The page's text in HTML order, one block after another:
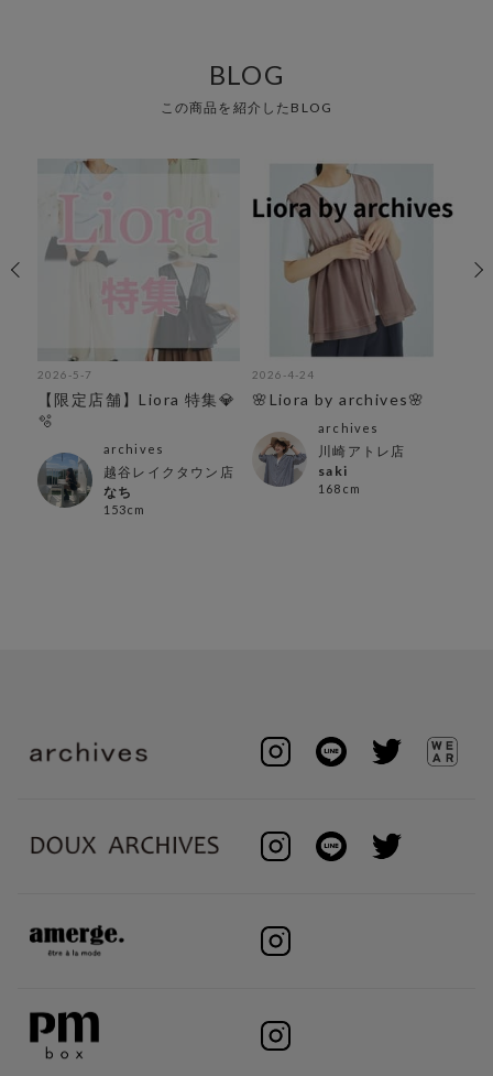
BLOG
この商品を紹介したBLOG
2026-5-7
【限定店舗】Liora 特集💎
🫧
archives
越谷レイクタウン店
なち
153cm
2026-4-24
🌸Liora by archives🌸
archives
川崎アトレ店
saki
168cm